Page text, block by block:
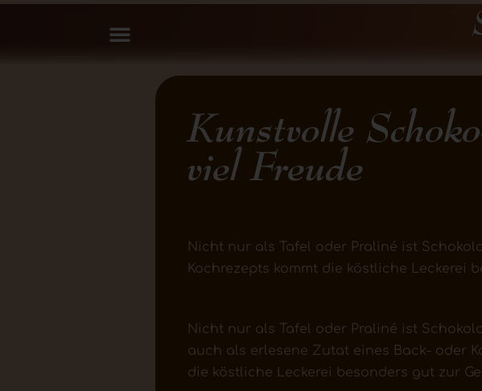
Kunstvolle
viel Freude
Nicht nur als Tafel oder Praliné ist
Kochrezepts kommt die köstliche Leckerei
Nicht nur als Tafel oder Praliné ist
auch als erlesene Zutat eines Back- oder
die köstliche Leckerei besonders gut zur